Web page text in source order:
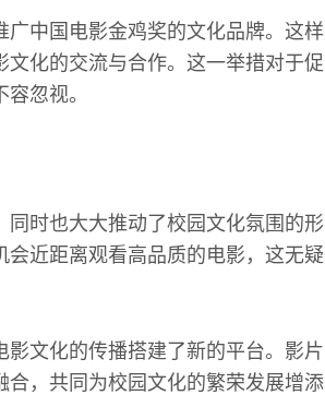
中国电影金鸡奖的文化品牌。这样
化的交流与合作。这一举措对于促
忽视。
时也大大推动了校园文化氛围的形
近距离观看高品质的电影，这无疑
文化的传播搭建了新的平台。影片
，共同为校园文化的繁荣发展增添